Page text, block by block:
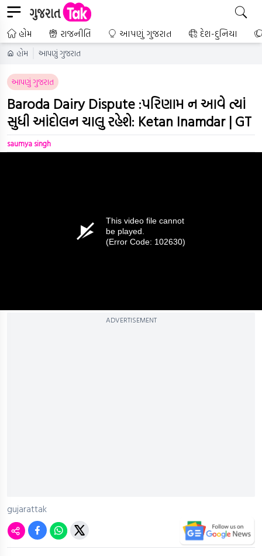
હોમ રાજનીતિ આપણું ગુજરાત દેશ-દુનિયા
હોમ આપણું ગુજરાત
આપણું ગુજરાત
Baroda Dairy Dispute :પરિણામ ન આવે ત્યાં
સુધી આંદોલન ચાલુ રહેશે: Ketan Inamdar | GT
saumya singh
This video file cannot
be played.
(Error Code: 102630)
ADVERTISEMENT
gujarattak